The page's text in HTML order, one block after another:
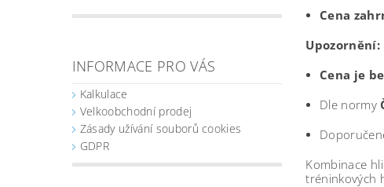
INFORMACE PRO VÁS
Kalkulace
Velkoobchodní prodej
Zásady užívání souborů cookies
GDPR
Cena
Upozornění:
Cena je
Dle normy
Kombinace
tréninkových